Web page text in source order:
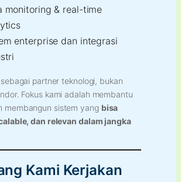
monitoring & real-time
enterprise dan integrasi
partner teknologi, bukan
Fokus kami adalah membantu
membangun sistem yang bisa
dan relevan dalam jangka
Kami Kerjakan